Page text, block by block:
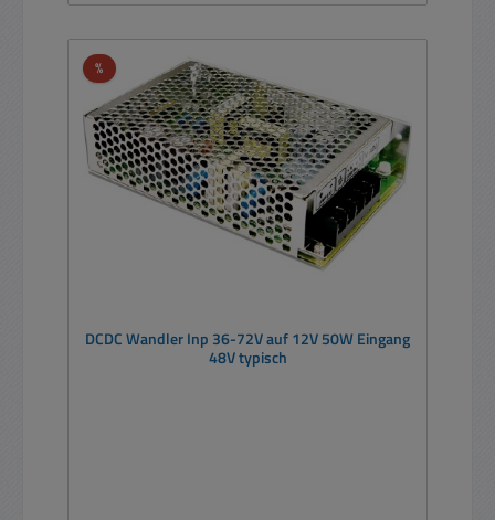
%Rabatt
DCDC Wandler Inp 36-72V auf 12V 50W Eingang
48V typisch